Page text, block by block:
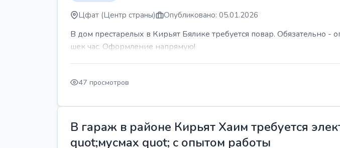
Цфат (Центр страны) Опубликовано: 05.01.2026
В дом престарелых в Кирьят Бялике требуется повар. Обязательно
шек час. Оформление напрямую!
47 просмотров
В гараж в районе Кирьят Хаим требуется
quot;мусмах quot; с опытом работы